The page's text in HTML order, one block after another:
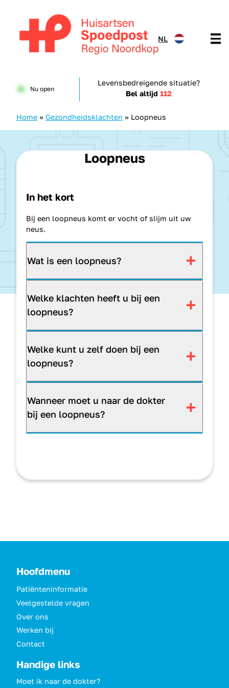
NL
Nu open
Levensbedreigende situatie?
Bel altijd112
Home » Gezondheidsklachten » Loopneus
Loopneus
In het kort
Bij een loopneus komt er vocht of slijm uit uw
neus.
Wat is een loopneus?
Welke klachten heeft u bij een
loopneus?
Welke kunt u zelf doen bij een
loopneus?
Wanneer moet u naar de dokter
bij een loopneus?
Hoofdmenu
Patiënteninformatie
Veelgestelde vragen
Over ons
Werken bij
Contact
Handige links
Moet ik naar de dokter?